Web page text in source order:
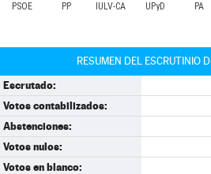
PSOE PP IULV-CA UPyD PA
RESUMEN DEL ESCRUTINIO
Escrutado:
Votos contabilizados:
Abstenciones:
Votos nulos:
Votos en blanco: